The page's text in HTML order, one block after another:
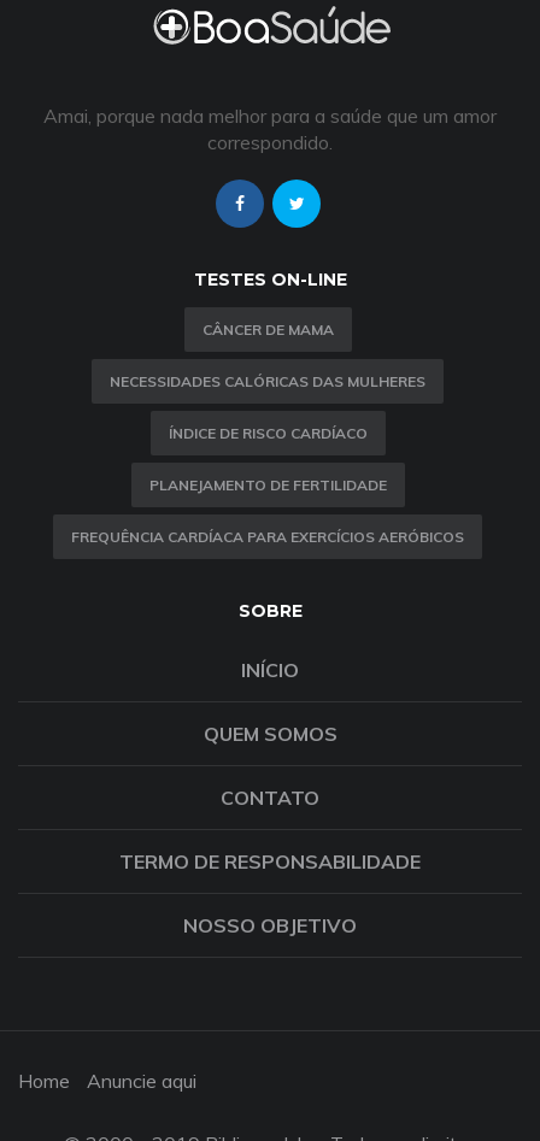
Amai, porque nada melhor para a saúde que um amor
correspondido.
TESTES ON-LINE
CÂNCER DE MAMA
NECESSIDADES CALÓRICAS DAS MULHERES
ÍNDICE DE RISCO CARDÍACO
PLANEJAMENTO DE FERTILIDADE
FREQUÊNCIA CARDÍACA PARA EXERCÍCIOS AERÓBICOS
SOBRE
INÍCIO
QUEM SOMOS
CONTATO
TERMO DE RESPONSABILIDADE
NOSSO OBJETIVO
Home Anuncie aqui